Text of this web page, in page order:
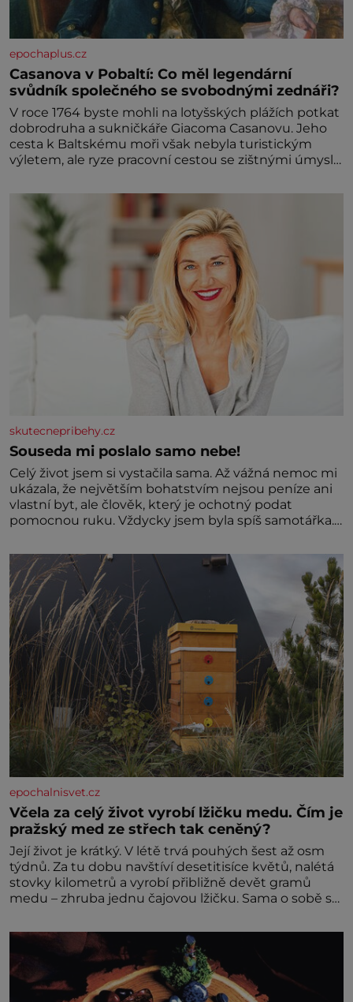
epochaplus.cz
Casanova v Pobaltí: Co měl legendární
svůdník společného se svobodnými zednáři?
V roce 1764 byste mohli na lotyšských plážích potkat
dobrodruha a sukničkáře Giacoma Casanovu. Jeho
cesta k Baltskému moři však nebyla turistickým
výletem, ale ryze pracovní cestou se zištnými úmysly.
procházel uličkami lotyšské Rigy? Casanova v Pobaltí
kontaktoval tamní zednářské lóže. Nebyl v této
oblasti žádným nováčkem, protože do zednářské
skutecnepribehy.cz
Souseda mi poslalo samo nebe!
Celý život jsem si vystačila sama. Až vážná nemoc mi
ukázala, že největším bohatstvím nejsou peníze ani
vlastní byt, ale člověk, který je ochotný podat
pomocnou ruku. Vždycky jsem byla spíš samotářka.
ani partnera. Stačily mi knihy, práce a hlavně klid.
Hned po studiích jsem odešla z rodného města,
epochalnisvet.cz
Včela za celý život vyrobí lžičku medu. Čím je
pražský med ze střech tak ceněný?
Její život je krátký. V létě trvá pouhých šest až osm
týdnů. Za tu dobu navštíví desetitisíce květů, nalétá
stovky kilometrů a vyrobí přibližně devět gramů
medu – zhruba jednu čajovou lžičku. Sama o sobě se
dalšími desítkami tisíc příslušnic svého včelstva,
vznikne jeden z nejdokonalejších organismů